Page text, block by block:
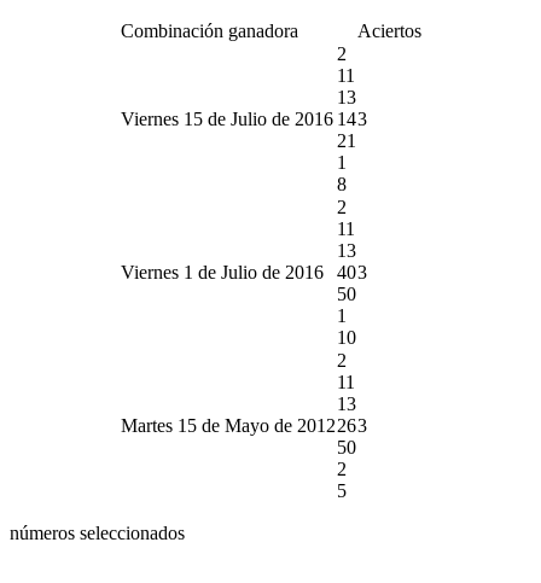
Combinación ganadora Aciertos
Viernes 15 de Julio de 2016
2
11
13
14
21
1
8
3
Viernes 1 de Julio de 2016
2
11
13
40
50
1
10
3
Martes 15 de Mayo de 2012
2
11
13
26
50
2
5
3
números seleccionados